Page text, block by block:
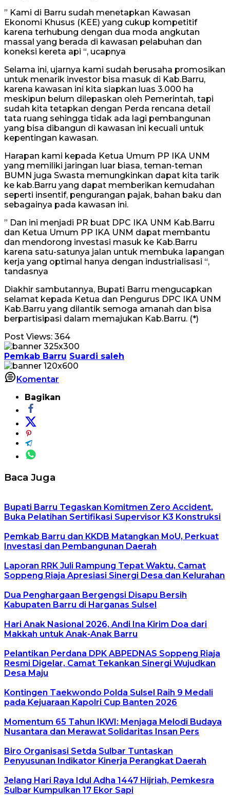
” Kami di Barru sudah menetapkan Kawasan
Ekonomi Khusus (KEE) yang cukup kompetitif
karena terhubung dengan dua moda angkutan
massal yang berada di kawasan pelabuhan dan
koneksi kereta api “, ucapnya
Selama ini, ujarnya kami sudah berusaha promosikan
untuk menarik investor bisa masuk di Kab.Barru,
karena kawasan ini kita siapkan luas 3.000 ha
meskipun belum dilepaskan oleh Pemerintah, tapi
sudah kita tetapkan dengan Perda rencana detail
tata ruang sehingga tidak ada lagi pembangunan
yang bisa dibangun di kawasan ini kecuali untuk
kepentingan kawasan.
Harapan kami kepada Ketua Umum PP IKA UNM
yang memiliki jaringan luar biasa, teman-teman
BUMN juga Swasta memungkinkan dapat kita tarik
ke kab.Barru yang dapat memberikan kemudahan
seperti insentif, pengurangan pajak, bahan baku dan
sebagainya pada kawasan ini.
” Dan ini menjadi PR buat DPC IKA UNM Kab.Barru
dan Ketua Umum PP IKA UNM dapat membantu
dan mendorong investasi masuk ke Kab.Barru
karena satu-satunya jalan untuk membuka lapangan
kerja yang optimal hanya dengan industrialisasi “,
tandasnya
Diakhir sambutannya, Bupati Barru mengucapkan
selamat kepada Ketua dan Pengurus DPC IKA UNM
Kab.Barru yang dilantik semoga amanah dan bisa
berpartisipasi dalam memajukan Kab.Barru. (*)
Post Views: 364
Pemkab Barru Suardi saleh
Komentar
Bagikan
Baca Juga
Bupati Barru Tegaskan Komitmen Zero Accident,
Buka Pelatihan Sertifikasi Supervisor K3 Konstruksi
Pemkab Barru dan KKDB Matangkan MoU, Perkuat
Investasi dan Pembangunan Daerah
Laporan RRK Juli Rampung Tepat Waktu, Camat
Soppeng Riaja Apresiasi Sinergi Desa dan Kelurahan
Dua Penghargaan Bergengsi Disapu Bersih
Kabupaten Barru di Harganas Sulsel
Hari Anak Nasional 2026, Andi Ina Kirim Doa dari
Makkah untuk Anak-Anak Barru
Pelantikan Perdana DPK ABPEDNAS Soppeng Riaja
Resmi Digelar, Camat Tekankan Sinergi Wujudkan
Desa Maju
Kontingen Taekwondo Polda Sulsel Raih 9 Medali
pada Kejuaraan Kapolri Cup Banten 2026
Momentum 65 Tahun IKWI: Menjaga Melodi Budaya
Nusantara dan Merawat Solidaritas Insan Pers
Biro Organisasi Setda Sulbar Tuntaskan
Penyusunan Indikator Kinerja Perangkat Daerah
Jelang Hari Raya Idul Adha 1447 Hijriah, Pemkesra
Sulbar Kumpulkan 17 Ekor Sapi